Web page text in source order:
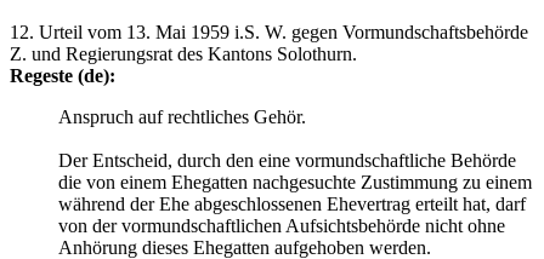
12. Urteil vom 13. Mai 1959 i.S. W. gegen Vormundschaftsbehörde
Z. und Regierungsrat des Kantons Solothurn.
Regeste (de):
Anspruch auf rechtliches Gehör.
Der Entscheid, durch den eine vormundschaftliche Behörde
die von einem Ehegatten nachgesuchte Zustimmung zu einem
während der Ehe abgeschlossenen Ehevertrag erteilt hat, darf
von der vormundschaftlichen Aufsichtsbehörde nicht ohne
Anhörung dieses Ehegatten aufgehoben werden.